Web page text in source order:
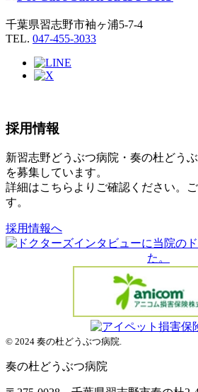
千葉県習志野市袖ヶ浦5-7-4
TEL. 047-455-3033
採用情報
新習志野どうぶつ病院・奏の杜どう
を募集しています。
詳細はこちらよりご確認ください。
す。
採用情報へ
© 2024 奏の杜どうぶつ病院.
奏の杜どうぶつ病院